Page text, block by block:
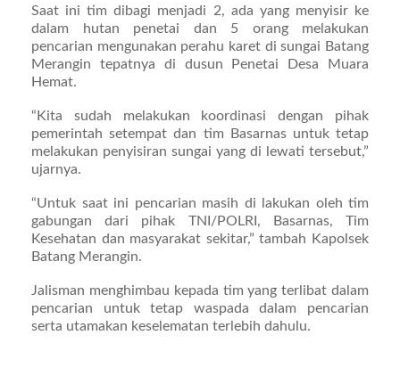
Saat ini tim dibagi menjadi 2, ada yang menyisir ke
dalam hutan penetai dan 5 orang melakukan
pencarian mengunakan perahu karet di sungai Batang
Merangin tepatnya di dusun Penetai Desa Muara
Hemat.
“Kita sudah melakukan koordinasi dengan pihak
pemerintah setempat dan tim Basarnas untuk tetap
melakukan penyisiran sungai yang di lewati tersebut,”
ujarnya.
“Untuk saat ini pencarian masih di lakukan oleh tim
gabungan dari pihak TNI/POLRI, Basarnas, Tim
Kesehatan dan masyarakat sekitar,” tambah Kapolsek
Batang Merangin.
Jalisman menghimbau kepada tim yang terlibat dalam
pencarian untuk tetap waspada dalam pencarian
serta utamakan keselematan terlebih dahulu.